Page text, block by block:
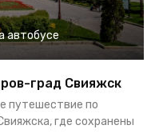
автобусе
град Свияжск
путешествие по
где сохранены